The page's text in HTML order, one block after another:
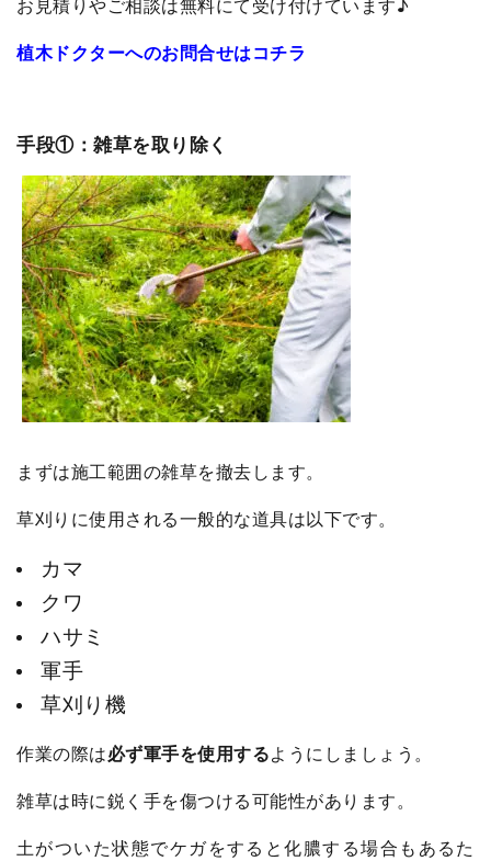
お見積りやご相談は無料にて受け付けています♪
植木ドクターへのお問合せはコチラ
手段①：雑草を取り除く
まずは施工範囲の雑草を撤去します。
草刈りに使用される一般的な道具は以下です。
カマ
クワ
ハサミ
軍手
草刈り機
作業の際は必ず軍手を使用するようにしましょう。
雑草は時に鋭く手を傷つける可能性があります。
土がついた状態でケガをすると化膿する場合もあるた